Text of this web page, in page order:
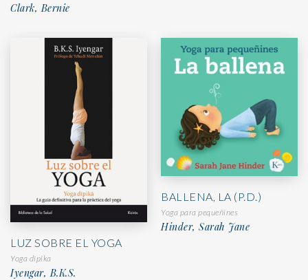
Clark, Bernie
LUZ SOBRE EL YOGA
Yoga dipika
Iyengar, B.K.S.
BALLENA, LA (P.D.)
Yoga para pequeñines
Hinder, Sarah Jane